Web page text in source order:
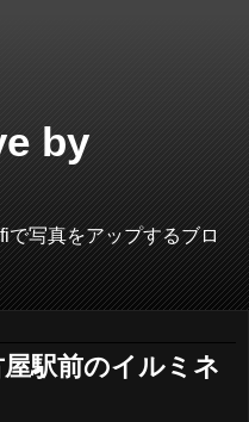
by
で写真をアップするブロ
駅前のイルミネ